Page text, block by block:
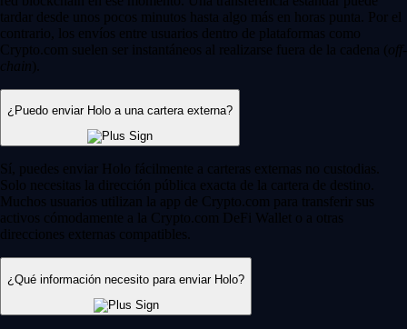
tardar desde unos pocos minutos hasta algo más en horas punta. Por el
contrario, los envíos entre usuarios dentro de plataformas como
Crypto.com suelen ser instantáneos al realizarse fuera de la cadena (off-
chain ).
¿Puedo enviar Holo a una cartera externa?
Sí, puedes enviar Holo fácilmente a carteras externas no custodias.
Solo necesitas la dirección pública exacta de la cartera de destino.
Muchos usuarios utilizan la app de Crypto.com para transferir sus
activos cómodamente a la Crypto.com DeFi Wallet o a otras
direcciones externas compatibles.
¿Qué información necesito para enviar Holo?